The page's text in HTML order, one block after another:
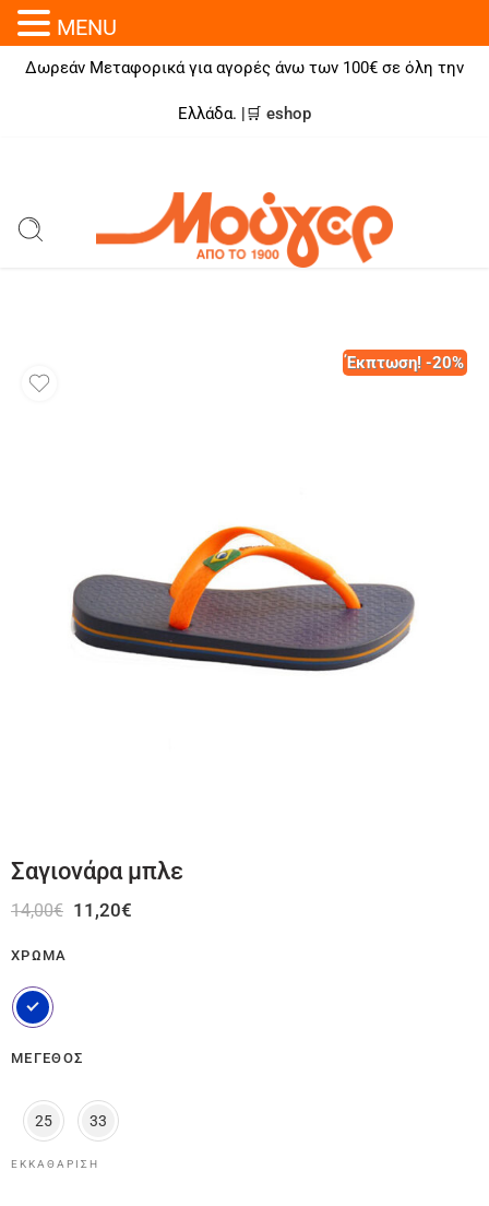
Δωρεάν Μεταφορικά για αγορές άνω των 100€ σε όλη την
Ελλάδα. |🛒 eshop
Έκπτωση! -20%
Σαγιονάρα μπλε
14,00€ 11,20€
ΧΡΏΜΑ
ΜΈΓΕΘΟΣ
25 33
ΕΚΚΑΘΆΡΙΣΗ
MENU